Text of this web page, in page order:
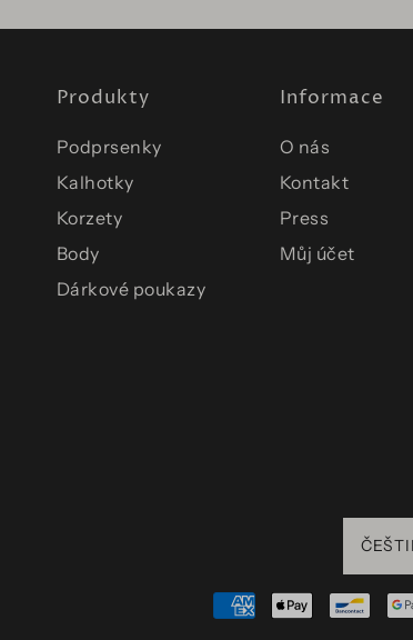
Produkty
Podprsenky
Kalhotky
Korzety
Body
Dárkové poukazy
Informace
O nás
Kontakt
Press
Můj účet